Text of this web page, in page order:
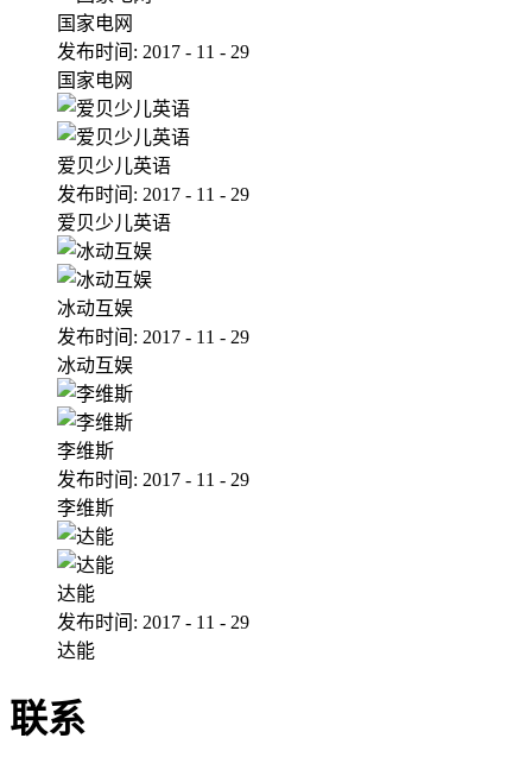
国家电网
发布时间: 2017 - 11 - 29
国家电网
爱贝少儿英语
发布时间: 2017 - 11 - 29
爱贝少儿英语
冰动互娱
发布时间: 2017 - 11 - 29
冰动互娱
李维斯
发布时间: 2017 - 11 - 29
李维斯
达能
发布时间: 2017 - 11 - 29
达能
联系